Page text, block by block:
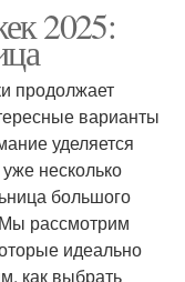
2025:
продолжает
варианты
уделяется
несколько
большого
рассмотрим
идеально
как выбрать